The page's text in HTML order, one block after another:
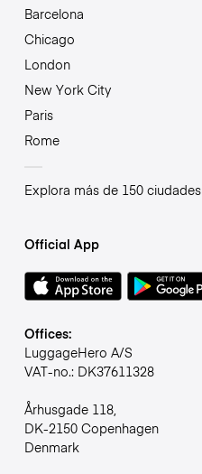
Barcelona
Chicago
London
New York City
Paris
Rome
Explora más de 150 ciudades
Official App
Offices:
LuggageHero A/S
VAT-no.: DK37611328
Århusgade 118,
DK-2150 Copenhagen
Denmark